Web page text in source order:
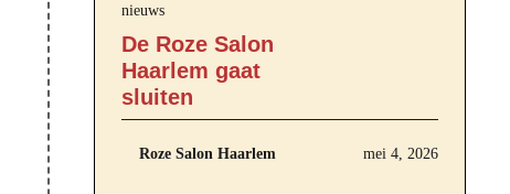
nieuws
De Roze Salon
Haarlem gaat
sluiten
Roze Salon Haarlem mei 4, 2026